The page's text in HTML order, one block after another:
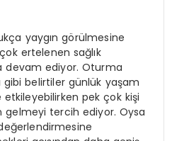
yaygın görülmesine
ertelenen sağlık
devam ediyor. Oturma
belirtiler günlük yaşam
pek çok kişi
gelmeyi tercih ediyor. Oysa